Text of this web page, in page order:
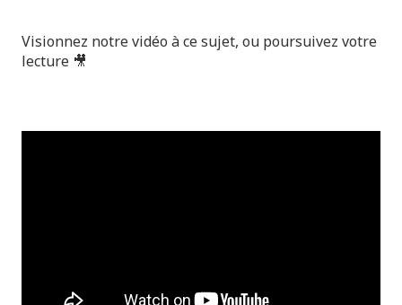
Visionnez notre vidéo à ce sujet, ou poursuivez votre
lecture 🎥